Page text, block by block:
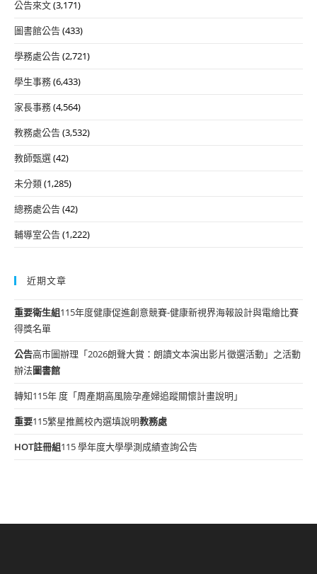
公告來文(3,171)
圖書館公告(433)
學務處公告(2,721)
學生事務(6,433)
家長事務(4,564)
教務處公告(3,532)
教師甄選(42)
未分類(1,285)
總務處公告(42)
輔導室公告(1,222)
近期文章
重要衛生組115年度健康促進創意競賽-健康新視界海報設計與電繪比賽
得獎名單
公告高市圖辦理「2026朗聲大賞：朗讀文本演出影片徵選活動」之活動
辦法圖書館
轉知115年 度「周產期高風險孕產婦追蹤關懷計畫說明」
重要115繁星推薦校內選填說明教務處
HOT註冊組115 學年度大學學測成績查詢公告